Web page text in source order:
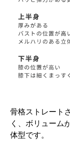
骨格ストレート
く、ボリューム
体型です。